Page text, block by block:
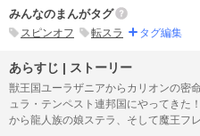
みんなのまんがタグ
スピンオフ 転スラ タグ編集
あらすじ | ストーリー
獣王国ユーラザニアからカリオンの密
ュラ・テンペスト連邦国にやってき
から龍人族の娘ステラ、そして魔王フ